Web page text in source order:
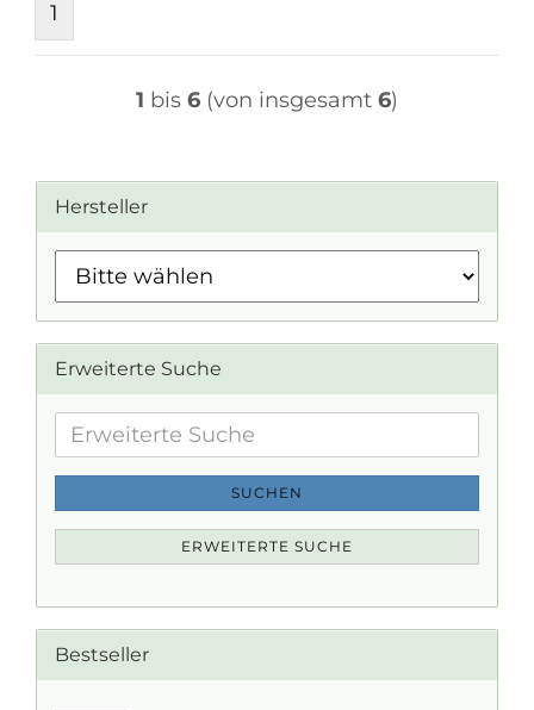
1
1 bis 6 (von insgesamt 6)
Hersteller
Erweiterte Suche
Erweiterte
Suche
SUCHEN
ERWEITERTE SUCHE
Bestseller